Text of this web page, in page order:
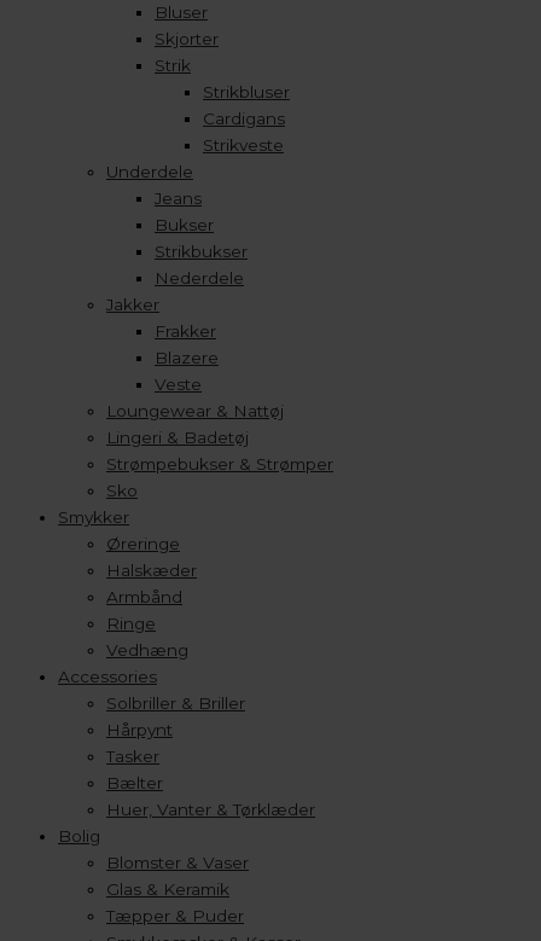
Bluser
Skjorter
Strik
Strikbluser
Cardigans
Strikveste
Underdele
Jeans
Bukser
Strikbukser
Nederdele
Jakker
Frakker
Blazere
Veste
Loungewear & Nattøj
Lingeri & Badetøj
Strømpebukser & Strømper
Sko
Smykker
Øreringe
Halskæder
Armbånd
Ringe
Vedhæng
Accessories
Solbriller & Briller
Hårpynt
Tasker
Bælter
Huer, Vanter & Tørklæder
Bolig
Blomster & Vaser
Glas & Keramik
Tæpper & Puder